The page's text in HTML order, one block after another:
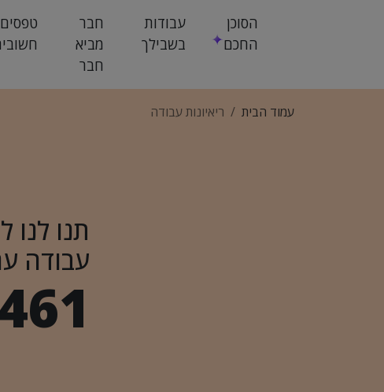
הסוכן
החכם
עבודות
בשבילך
חבר
מביא
חבר
טפסים
עמוד הבית ריאיונות עבודה
תנו לנו
עבודה